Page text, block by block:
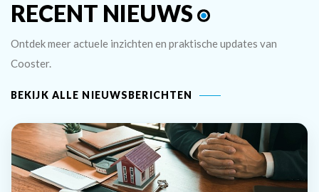
RECENT NIEUWS
Ontdek meer actuele inzichten en praktische updates van
Cooster.
BEKIJK ALLE NIEUWSBERICHTEN